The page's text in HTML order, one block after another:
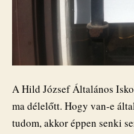
A Hild József Általános
ma délelőtt. Hogy van-e
tudom, akkor éppen senki